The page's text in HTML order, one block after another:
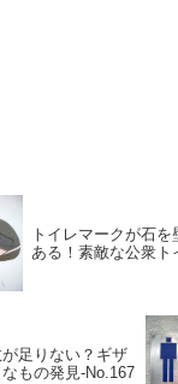
トイレマークが石
ある！素敵な公衆ト
足りない？ギザ
もの発見‐No.167